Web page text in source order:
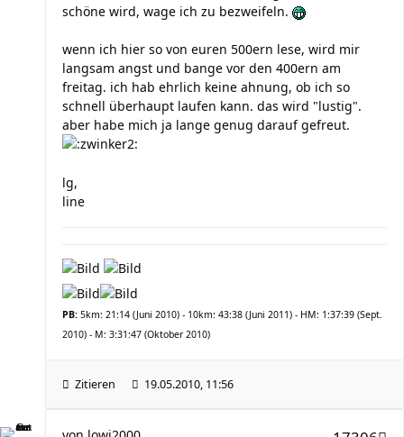
schöne wird, wage ich zu bezweifeln.
wenn ich hier so von euren 500ern lese, wird mir
langsam angst und bange vor den 400ern am
freitag. ich hab ehrlich keine ahnung, ob ich so
schnell überhaupt laufen kann. das wird "lustig".
aber habe mich ja lange genug darauf gefreut.
lg,
line
PB: 5km: 21:14 (Juni 2010) - 10km: 43:38 (Juni 2011) - HM: 1:37:39 (Sept.
2010) - M: 3:31:47 (Oktober 2010)
Zitieren 19.05.2010, 11:56